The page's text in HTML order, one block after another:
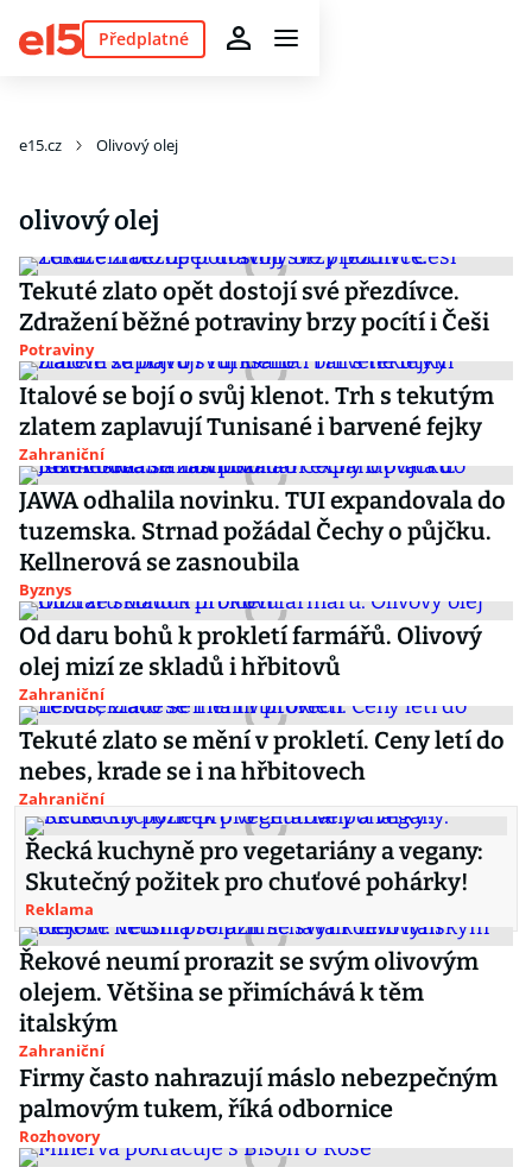
Předplatné
e15.cz Olivový olej
olivový olej
Tekuté zlato opět dostojí své přezdívce.
Zdražení běžné potraviny brzy pocítí i Češi
Potraviny
Italové se bojí o svůj klenot. Trh s tekutým
zlatem zaplavují Tunisané i barvené fejky
Zahraniční
JAWA odhalila novinku. TUI expandovala do
tuzemska. Strnad požádal Čechy o půjčku.
Kellnerová se zasnoubila
Byznys
Od daru bohů k prokletí farmářů. Olivový
olej mizí ze skladů i hřbitovů
Zahraniční
Tekuté zlato se mění v prokletí. Ceny letí do
nebes, krade se i na hřbitovech
Zahraniční
Řecká kuchyně pro vegetariány a vegany:
Skutečný požitek pro chuťové pohárky!
Reklama
Řekové neumí prorazit se svým olivovým
olejem. Většina se přimíchává k těm
italským
Zahraniční
Firmy často nahrazují máslo nebezpečným
palmovým tukem, říká odbornice
Rozhovory